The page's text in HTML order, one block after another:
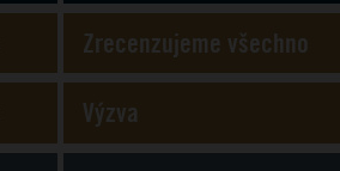
Zrecenzujeme všechno
Výzva